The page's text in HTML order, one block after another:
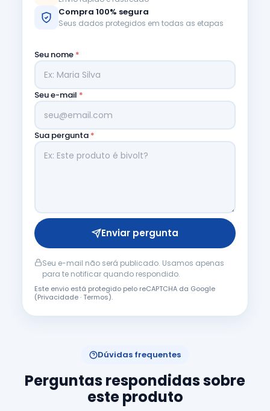
Compra 100% segura
Seus dados protegidos em todas as etapas
Seu nome *
Seu e-mail *
Sua pergunta *
Enviar pergunta
Seu e-mail não será publicado. Usamos apenas
para te notificar quando respondido.
Este envio está protegido pelo reCAPTCHA da Google
(Privacidade·Termos).
Dúvidas frequentes
Perguntas respondidas sobre
este produto